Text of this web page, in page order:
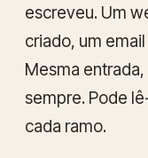
escreveu. Um
criado, um
Mesma
sempre. Pode
cada ramo.